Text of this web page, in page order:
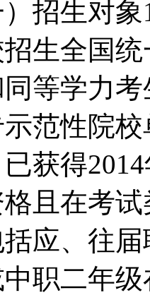
招生对
生全国
等学力
范性院
获得
且在考
应、往
职二年